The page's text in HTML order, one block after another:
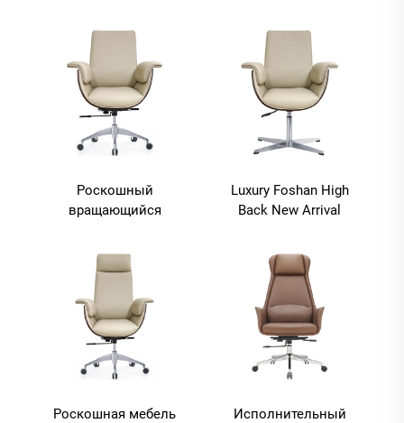
роскошный
исполнительный
кожаный офисный
стул офисный стол и
стул набор
мебель офисный стул
удобный силлас де
офис кожаный босс
офисный стол и стул
набор
Роскошный
вращающийся
руководитель босс
кресло роскошный
эргономичный
исполнительный
коммерческий пиу
кожаный офисный
стол и стул
Luxury Foshan High
Back New Arrival
Office Chair For Office
Use Office Desk And
Chair Set (Люксный
фосшанский
высокопоставленный
стул из кожаного
кузова для офиса)
Роскошная мебель
Исполнительный